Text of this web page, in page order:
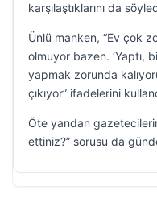
karşılaştıklarını da
Ünlü manken, “Ev çok
olmuyor bazen. ‘Yaptı,
yapmak zorunda
çıkıyor” ifadelerini
Öte yandan
ettiniz?” sorusu da